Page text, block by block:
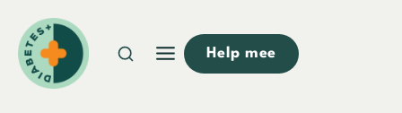
naar
inhoud
Help mee